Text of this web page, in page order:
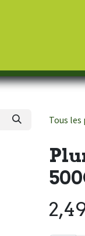
Tous